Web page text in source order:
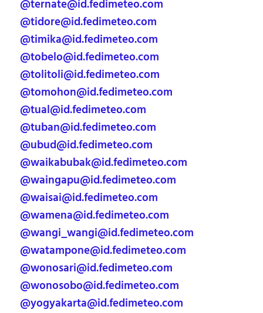
@ternate@id.fedimeteo.com
@tidore@id.fedimeteo.com
@timika@id.fedimeteo.com
@tobelo@id.fedimeteo.com
@tolitoli@id.fedimeteo.com
@tomohon@id.fedimeteo.com
@tual@id.fedimeteo.com
@tuban@id.fedimeteo.com
@ubud@id.fedimeteo.com
@waikabubak@id.fedimeteo.com
@waingapu@id.fedimeteo.com
@waisai@id.fedimeteo.com
@wamena@id.fedimeteo.com
@wangi_wangi@id.fedimeteo.com
@watampone@id.fedimeteo.com
@wonosari@id.fedimeteo.com
@wonosobo@id.fedimeteo.com
@yogyakarta@id.fedimeteo.com